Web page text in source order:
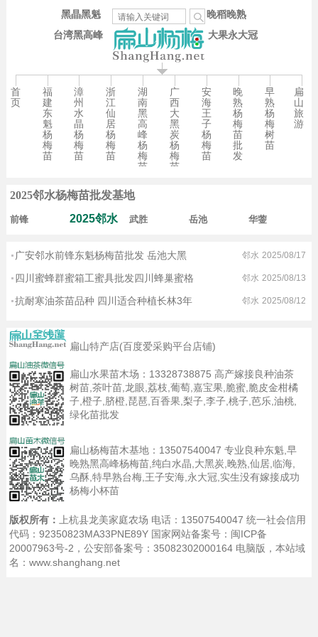
台湾黑高峰
晚稻晚熟
大果永大冠
黑晶黑魁
首
页
福
建
东
魁
杨
梅
苗
漳
州
水
晶
杨
梅
苗
浙
江
仙
居
杨
梅
苗
湖
南
黑
高
峰
杨
梅
苗
广
西
大
黑
炭
杨
梅
苗
安
海
王
子
杨
梅
苗
晚
熟
杨
梅
苗
批
发
早
熟
杨
梅
树
苗
扁
山
旅
游
2025邻水杨梅苗批发基地
前锋 2025邻水 武胜 岳池 华蓥
2025/08/17
12:45
邻水
广安邻水前锋东魁杨梅苗批发 岳池大黑
2025/08/13
11:39
邻水
四川蜜蜂群蜜箱工蜜具批发四川蜂巢蜜格
2025/08/12
邻水
抗耐寒油茶苗品种 四川适合种植长林3年
扁山特产店(百度爱采购平台店铺)
扁山水果苗木场： 13328738875 高产嫁接良种油茶
树苗,茶叶苗,龙眼,荔枝,葡萄,嘉宝果,脆蜜,脆皮金柑橘
子,橙子,脐橙,琵琶,百香果,梨子,李子,桃子,芭乐,油桃,
绿化苗批发
扁山杨梅苗木基地： 13507540047 专业良种东魁,早
晚熟黑高峰杨梅苗,纯白水晶,大黑炭,晚熟,仙居,临海,
乌酥,特早熟台梅,王子安海,永大冠,实生没有嫁接成功
杨梅小杯苗
版权所有：
上杭县龙美家庭农场 电话：13507540047 统一社会信用
代码：92350823MA33PNE89Y 国家网站备案号： 闽ICP备
20007963号-2 ，公安部备案号：35082302000164 电脑版 ，本站域
名：www.shanghang.net